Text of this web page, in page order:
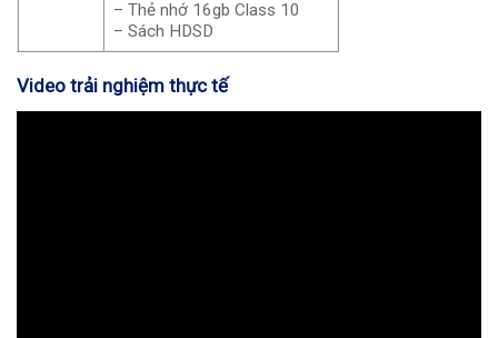
– Thẻ nhớ 16gb Class 10
– Sách HDSD
Video trải nghiệm thực tế